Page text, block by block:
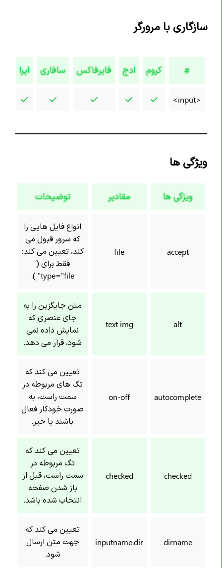
سازگاری با مرورگر
# کروم ادج فایرفاکس سافاری اپرا
<input>
ویژگی ها
ویژگی ها مقادیر توضیحات
accept
file
انواع فایل هایی را
که سرور قبول می
کند، تعیین می کند؛
فقط برای (
type="file" ).
alt
text img
متن جایگزین را به
جای عنصری که
نمایش داده نمی
شود، قرار می دهد.
autocomplete
on-off
تعیین می کند که
تگ های مربوطه در
سمت راست، به
صورت خودکار فعال
باشند یا خیر.
checked
checked
تعیین می کند که
تگ مربوطه در
سمت راست، قبل از
باز شدن صفحه
انتخاب شده باشد.
dirname
inputname.dir
تعیین می کند که
جهت متن ارسال
شود.